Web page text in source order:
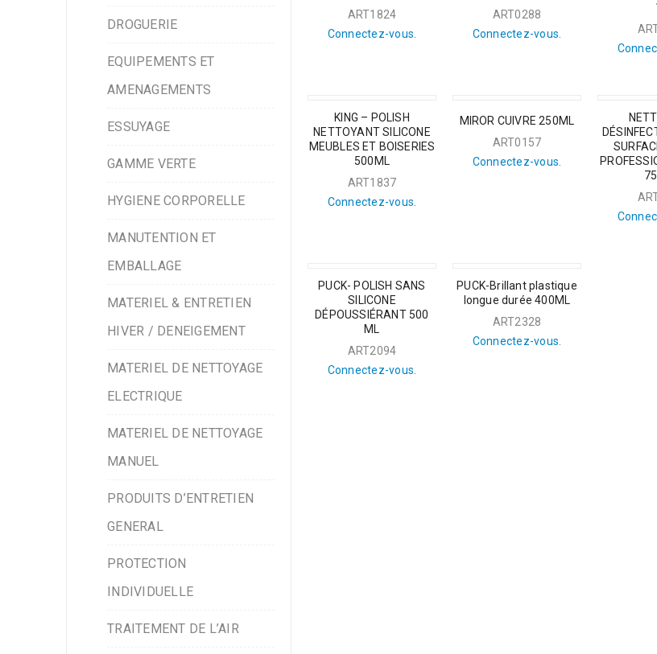
DROGUERIE
EQUIPEMENTS ET
AMENAGEMENTS
ESSUYAGE
GAMME VERTE
HYGIENE CORPORELLE
MANUTENTION ET
EMBALLAGE
MATERIEL & ENTRETIEN
HIVER / DENEIGEMENT
MATERIEL DE NETTOYAGE
ELECTRIQUE
MATERIEL DE NETTOYAGE
MANUEL
PRODUITS D’ENTRETIEN
GENERAL
PROTECTION
INDIVIDUELLE
TRAITEMENT DE L’AIR
ART1824
Connectez-vous.
ART0288
Connectez-vous.
KING – POLISH
NETTOYANT SILICONE
MEUBLES ET BOISERIES
500ML
ART1837
Connectez-vous.
MIROR CUIVRE 250ML
ART0157
Connectez-vous.
PUCK- POLISH SANS
SILICONE
DÉPOUSSIÉRANT 500
ML
ART2094
Connectez-vous.
PUCK-Brillant plastique
longue durée 400ML
ART2328
Connectez-vous.